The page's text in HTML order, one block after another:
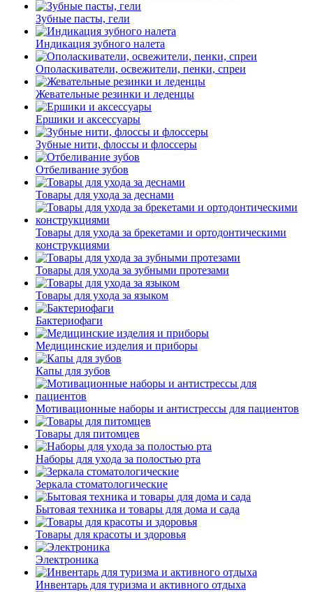
Зубные пасты, гели
Индикация зубного налета
Ополаскиватели, освежители, пенки, спреи
Жевательные резинки и леденцы
Ершики и аксессуары
Зубные нити, флоссы и флоссеры
Отбеливание зубов
Товары для ухода за деснами
Товары для ухода за брекетами и ортодонтическими
конструкциями
Товары для ухода за зубными протезами
Товары для ухода за языком
Бактериофаги
Медицинские изделия и приборы
Капы для зубов
Мотивационные наборы и антистрессы для пациентов
Товары для питомцев
Наборы для ухода за полостью рта
Зеркала стоматологические
Бытовая техника и товары для дома и сада
Товары для красоты и здоровья
Электроника
Инвентарь для туризма и активного отдыха